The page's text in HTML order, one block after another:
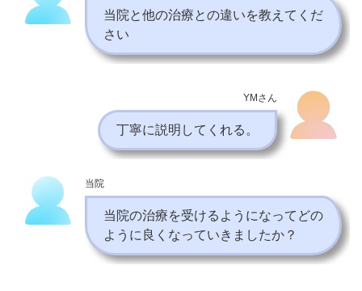
当院と他の治療との違いを教えてくだ
さい
YMさん
丁寧に説明してくれる。
当院
当院の治療を受けるようになってどの
ように良くなっていきましたか？